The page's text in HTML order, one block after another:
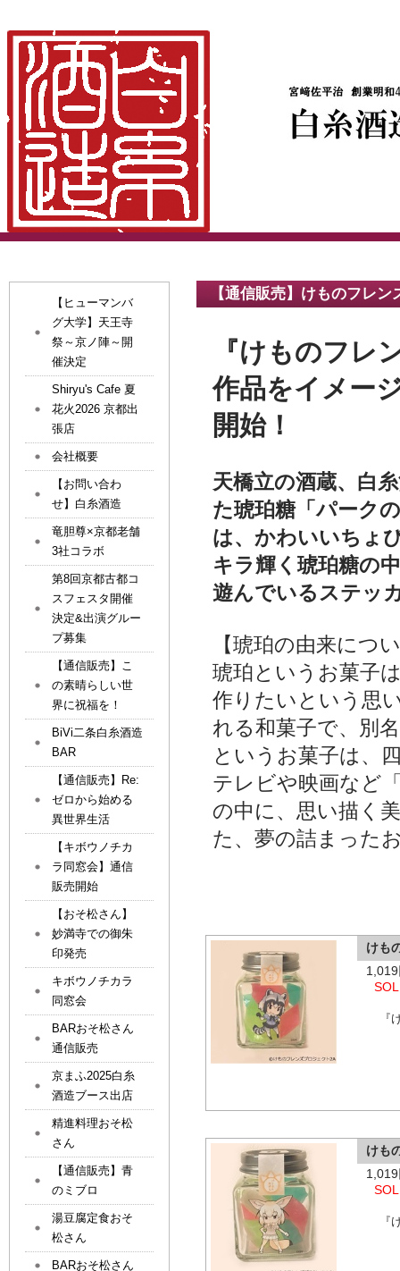
【通信販売】けものフレン
『けものフ
作品をイメー
開始！
天橋立の酒蔵、白
た琥珀糖「パーク
は、かわいいちょ
キラ輝く琥珀糖の
遊んでいるステッ
【琥珀の由来につ
琥珀というお菓子
作りたいという思
れる和菓子で、別
というお菓子は、
テレビや映画など
の中に、思い描く
た、夢の詰まった
けも
『
けも
『
【ヒューマンバ
グ大学】天王寺
祭～京ノ陣～開
催決定
Shiryu's Cafe 夏
花火2026 京都出
張店
会社概要
【お問い合わ
せ】白糸酒造
竜胆尊×京都老舗
3社コラボ
第8回京都古都コ
スフェスタ開催
決定&出演グルー
プ募集
【通信販売】こ
の素晴らしい世
界に祝福を！
BiVi二条白糸酒造
BAR
【通信販売】Re:
ゼロから始める
異世界生活
【キボウノチカ
ラ同窓会】通信
販売開始
【おそ松さん】
妙満寺での御朱
印発売
キボウノチカラ
同窓会
BARおそ松さん
通信販売
京まふ2025白糸
酒造ブース出店
精進料理おそ松
さん
【通信販売】青
のミブロ
湯豆腐定食おそ
松さん
BARおそ松さん